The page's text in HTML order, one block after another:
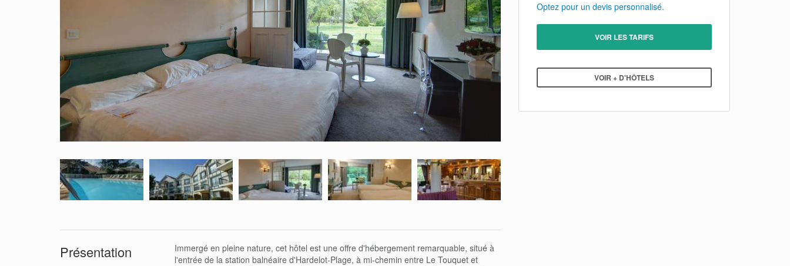
Présentation
Immergé en pleine nature, cet hôtel est une offre d'hébergement remarquable, situé à
l'entrée de la station balnéaire d'Hardelot-Plage, à mi-chemin entre Le Touquet et
Optez pour un devis personnalisé.
VOIR LES TARIFS
VOIR + D'HÔTELS